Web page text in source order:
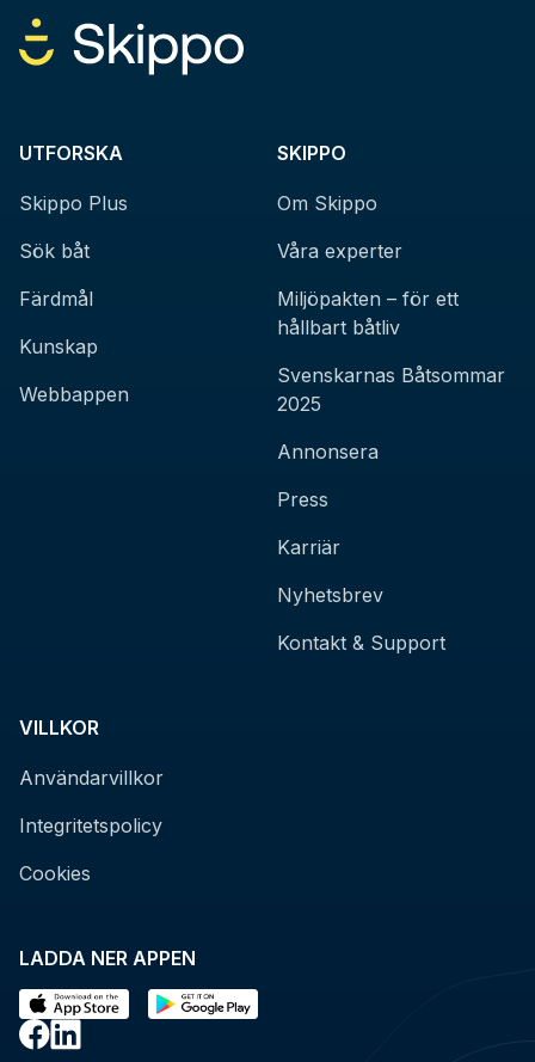
LADDA NER APPEN
UTFORSKA
Skippo Plus
Sök båt
Färdmål
Kunskap
Webbappen
SKIPPO
Om Skippo
Våra experter
Miljöpakten – för ett
hållbart båtliv
Svenskarnas Båtsommar
2025
Annonsera
Press
Karriär
Nyhetsbrev
Kontakt & Support
VILLKOR
Användarvillkor
Integritetspolicy
Cookies